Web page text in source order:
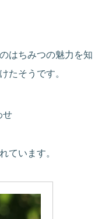
はちみつの魅力を知
たそうです。
せ
ています。